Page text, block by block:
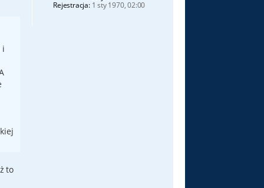
Rejestracja:1 sty 1970, 02:00
i
to